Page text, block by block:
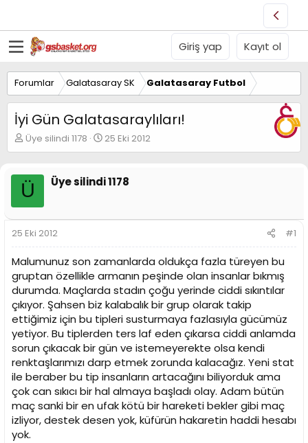
Giriş yap Kayıt ol
Forumlar Galatasaray SK Galatasaray Futbol
İyi Gün Galatasaraylıları!
K
o
u
u
B
a
ş
l
a
t
a
n
Üye silindi 1178
B
a
l
a
ı
t
a
r
i
h
i
25 Eki 2012
Ü Üye silindi 1178
25 Eki 2012 #1
Malumunuz son zamanlarda oldukça fazla türeyen bu
gruptan özellikle armanın peşinde olan insanlar bıkmış
durumda. Maçlarda stadın çoğu yerinde ciddi sıkıntılar
çıkıyor. Şahsen biz kalabalık bir grup olarak takip
ettiğimiz için bu tipleri susturmaya fazlasıyla gücümüz
yetiyor. Bu tiplerden ters laf eden çıkarsa ciddi anlamda
sorun çıkacak bir gün ve istemeyerekte olsa kendi
renktaşlarımızı darp etmek zorunda kalacağız. Yeni stat
ile beraber bu tip insanların artacağını biliyorduk ama
çok can sıkıcı bir hal almaya başladı olay. Adam bütün
maç sanki bir en ufak kötü bir hareketi bekler gibi maç
izliyor, destek desen yok, küfürün hakaretin haddi hesabı
yok.